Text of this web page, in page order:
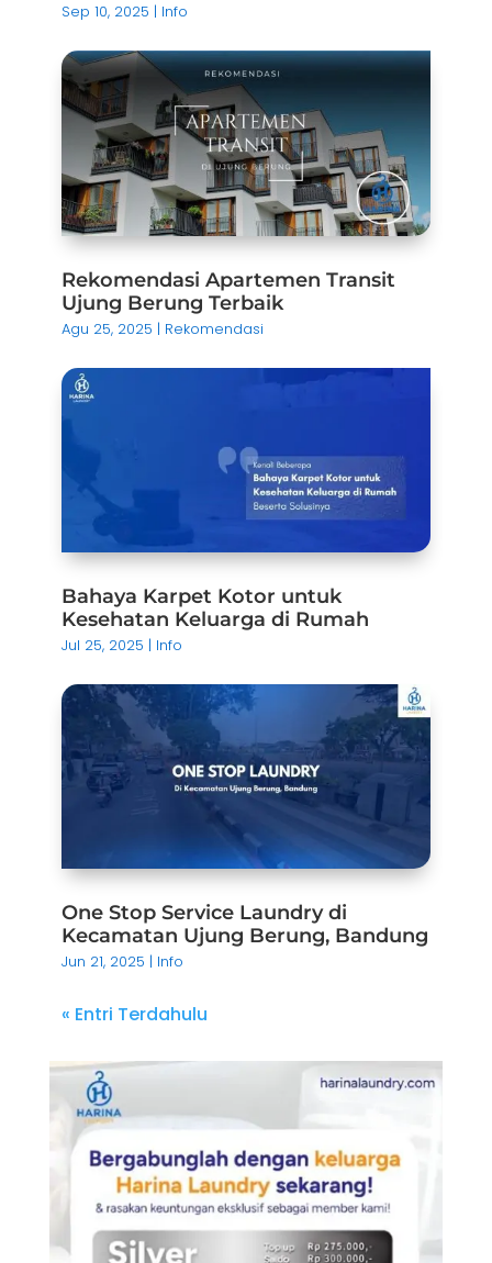
Sep 10, 2025 | Info
Rekomendasi Apartemen Transit
Ujung Berung Terbaik
Agu 25, 2025 | Rekomendasi
Bahaya Karpet Kotor untuk
Kesehatan Keluarga di Rumah
Jul 25, 2025 | Info
One Stop Service Laundry di
Kecamatan Ujung Berung, Bandung
Jun 21, 2025 | Info
« Entri Terdahulu